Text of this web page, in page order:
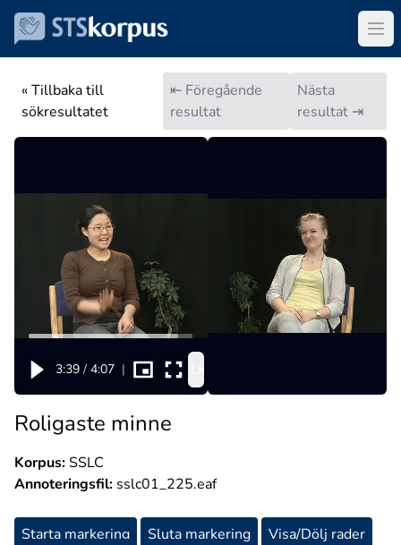
« Tillbaka till
sökresultatet
⇤ Föregående
resultat
Nästa
resultat ⇥
3:39 / 4:07 |
Roligaste minne
Korpus:SSLC
Annoteringsfil: sslc01_225.eaf
Starta markering Sluta markering
Visa/Dölj rader